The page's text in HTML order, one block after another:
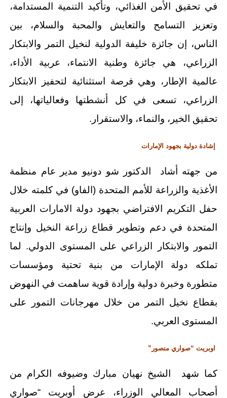
في تحقيق الأمن الغذائي، وتأكيد التنمية المستدامة،
وتعزيز التسامح والتعايش والمحبة والسلام، بين
الناس، إن جائزة خليفة الدولية لنخيل التمر والابتكار
الزراعي، هي جائزة وطنية الانتماء، عربية الأداء،
عالمية الإطار، وهي فرصة استثنائية لتحفيز الابتكار
الزراعي، تسعى في كل أنشطتها وفعالياتها، إلى
تحقيق الخير، والنماء، والاستقرار.
إشادة دولية بجهود الإمارات
من جهته أشاد الدكتور شو دونيو مدير عام منظمة
الأغذية والزراعة للأمم المتحدة (الفاو) في كلمته خلال
حفل التكريم الافتراضي بجهود دولة الامارات العربية
المتحدة في دعم وتطوير قطاع زراعة النخيل وإنتاج
التمور والابتكار الزراعي على المستوى الدولي. لما
تملكه دولة الإمارات من بنية تحتية ومؤسسات
متطورة وخبرة دولية وإرادة قوية ساهمت في النهوض
بقطاع نخيل التمر من خلال مهرجانات التمور على
المستوى العربي.
اوبريت “صواري منصور”
كما شهد الشيخ نهيان مبارك وضيوفه الكرام من
أصحاب المعالي الوزراء، عرض أوبريت “صواري